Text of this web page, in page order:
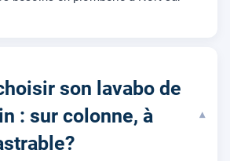
son lavabo de
: sur colonne, à
▾